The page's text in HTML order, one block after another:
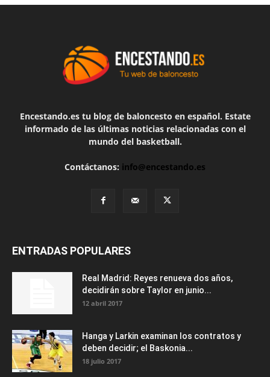
Encestando.es tu blog de baloncesto en español. Estate
informado de las últimas noticias relacionadas con el
mundo del basketball.
Contáctanos: info@encestando.es
ENTRADAS POPULARES
Real Madrid: Reyes renueva dos años,
decidirán sobre Taylor en junio...
12 abril 2017
Hanga y Larkin examinan los contratos y
deben decidir; el Baskonia...
18 julio 2017